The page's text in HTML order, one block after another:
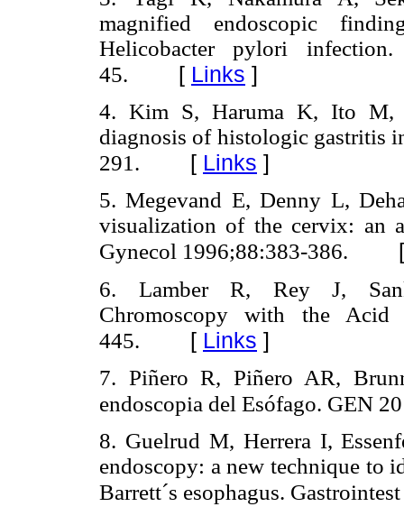
magnified endoscopic
Helicobacter pylori
45. [ Links ]
4. Kim S, Haruma K, Ito M,
diagnosis of histologic gastritis
291. [ Links ]
5. Megevand E, Denny L,
visualization of the cervix: an
Gynecol 1996;88:383-386.
6. Lamber R, Rey J,
Chromoscopy with the Acid
445. [ Links ]
7. Piñero R, Piñero AR,
endoscopia del Esófago. GEN
8. Guelrud M, Herrera I,
endoscopy: a new technique to
Barrett´s esophagus.